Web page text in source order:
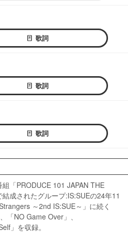
歌詞
歌詞
歌詞
「PRODUCE 101 JAPAN THE
成されたグループ:IS:SUEの24年11
～2nd IS:SUE～」に続く
「NO Game Over」、
」を収録。